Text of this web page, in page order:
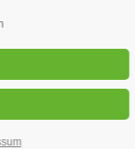
News